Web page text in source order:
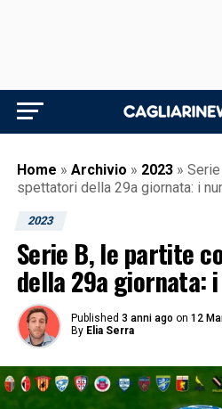
Home » Archivio » 2023 »
spettatori della 29a giornata: i
2023
Serie B, le partite
della 29a giornata:
Published 3 anni ago on 12
By Elia Serra